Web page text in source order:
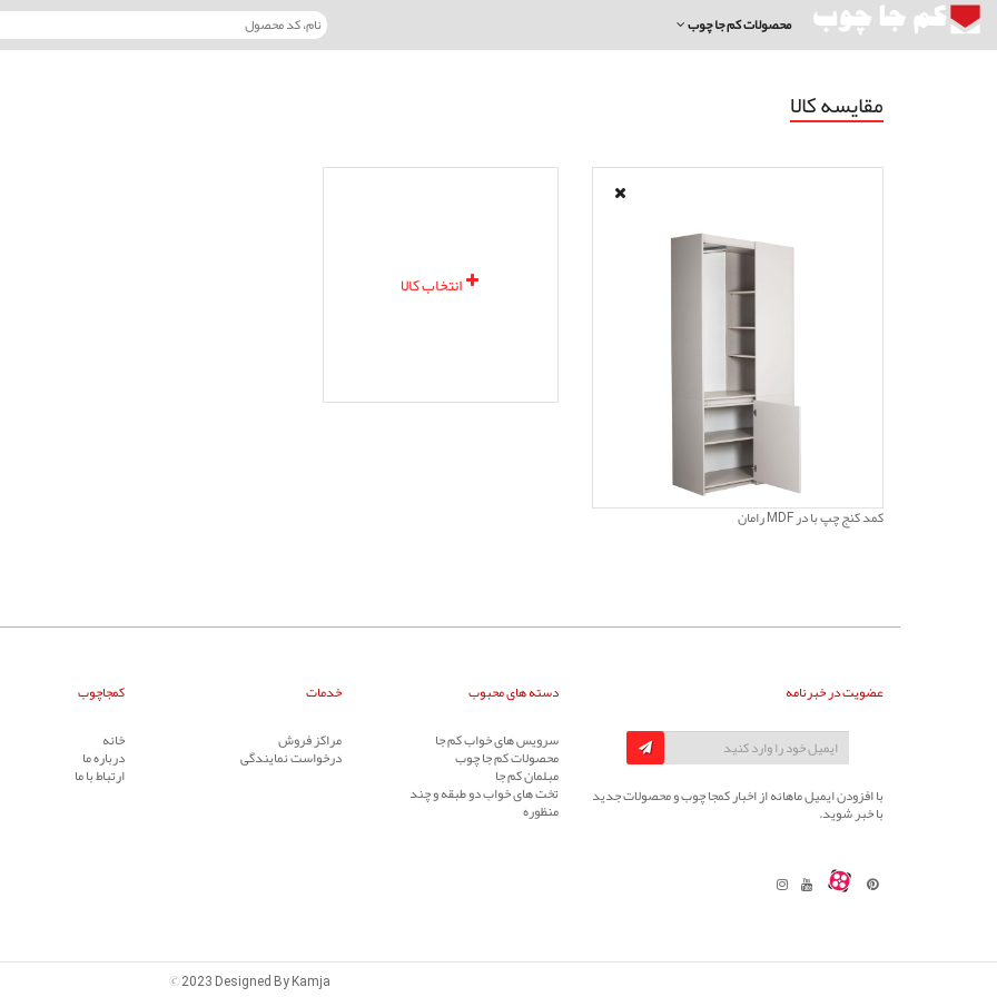
محصولات کم جا چوب
مقایسه کالا
کمد کنج چپ با در MDF رامان
انتخاب کالا
عضویت در خبرنامه
با افزودن ایمیل ماهانه از اخبار کمجا چوب و محصولات جدید
با خبر شوید.
دسته های محبوب
سرویس های خواب کم جا
محصولات کم جا چوب
مبلمان کم جا
تخت های خواب دو طبقه و چند
منظوره
خدمات
مراکز فروش
درخواست نمایندگی
کمجاچوب
خانه
درباره ما
ارتباط با ما
©2023 Designed By Kamja